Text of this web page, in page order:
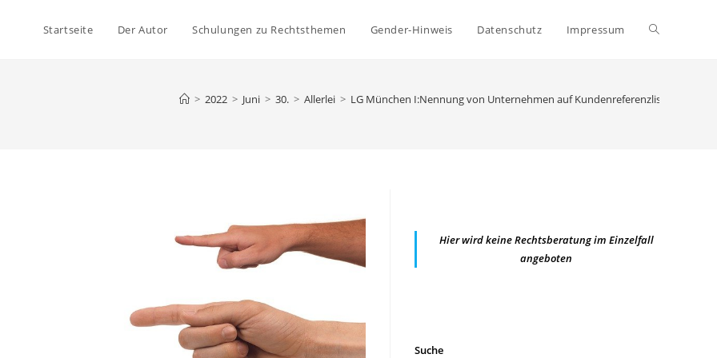
Startseite Der Autor Schulungen zu Rechtsthemen Gender-Hinweis Datenschutz Impressum Website-
> 2022 > Juni > 30. > Allerlei > LG München I:Nennung von Unternehmen auf Kundenreferenzliste
Hier wird keine Rechtsberatung im Einzelfall
angeboten
Suche